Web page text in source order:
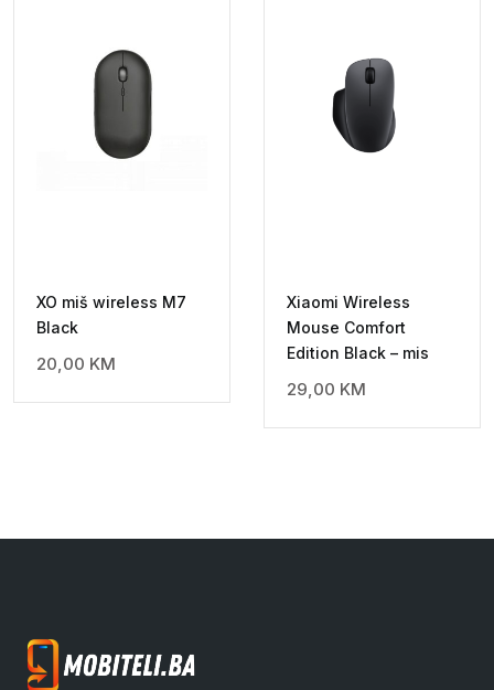
XO miš wireless M7
Black
20,00 KM
Xiaomi Wireless
Mouse Comfort
Edition Black – mis
29,00 KM